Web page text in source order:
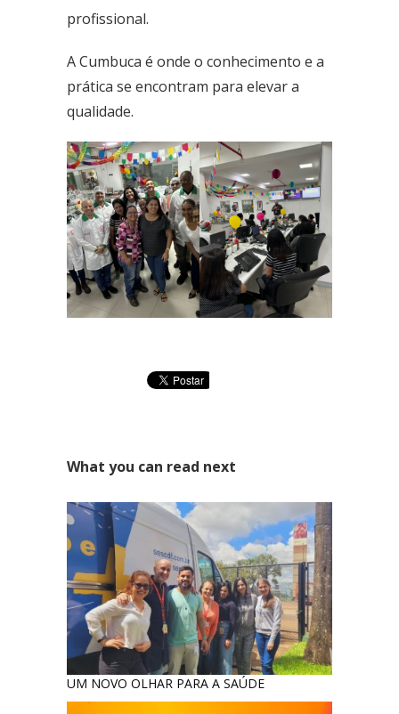
Quadra - 2C Conjunto - A
SRES Área Esp. s/no, Bloco M Brasília (DF)
Fone: (61) 3233-3890
Samambaia
QI 416, Conj. H, Lote 1 Brasília (DF)
Fone: (61) 3081-4921
Setor de Clubes Sul
SCE Sul Trecho 1, Conj. 9 - Avenida das Nações Brasília (DF)
Fone: (61) 3242-9052
Taguatinga Setor Hoteleiro Sul
profissional.
A Cumbuca é onde o conhecimento e a
prática se encontram para elevar a
qualidade.
What you can read next
UM NOVO OLHAR PARA A SAÚDE